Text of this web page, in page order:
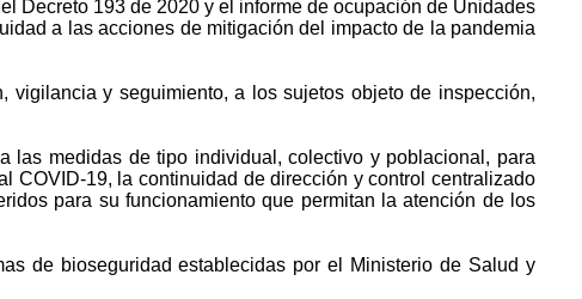
Decreto 193 de 2020 y el informe de ocupación de Unidades
a las acciones de mitigación del impacto de la pandemia
y seguimiento, a los sujetos objeto de inspección,
las medidas de tipo individual, colectivo y poblacional, para
COVID-19, la continuidad de dirección y control centralizado
para su funcionamiento que permitan la atención de los
de bioseguridad establecidas por el Ministerio de Salud y